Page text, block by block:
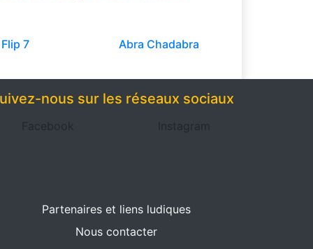
Flip 7 Abra Chadabra
nous sur les réseaux sociaux
Facebook Instagram
Partenaires et liens ludiques
Nous contacter